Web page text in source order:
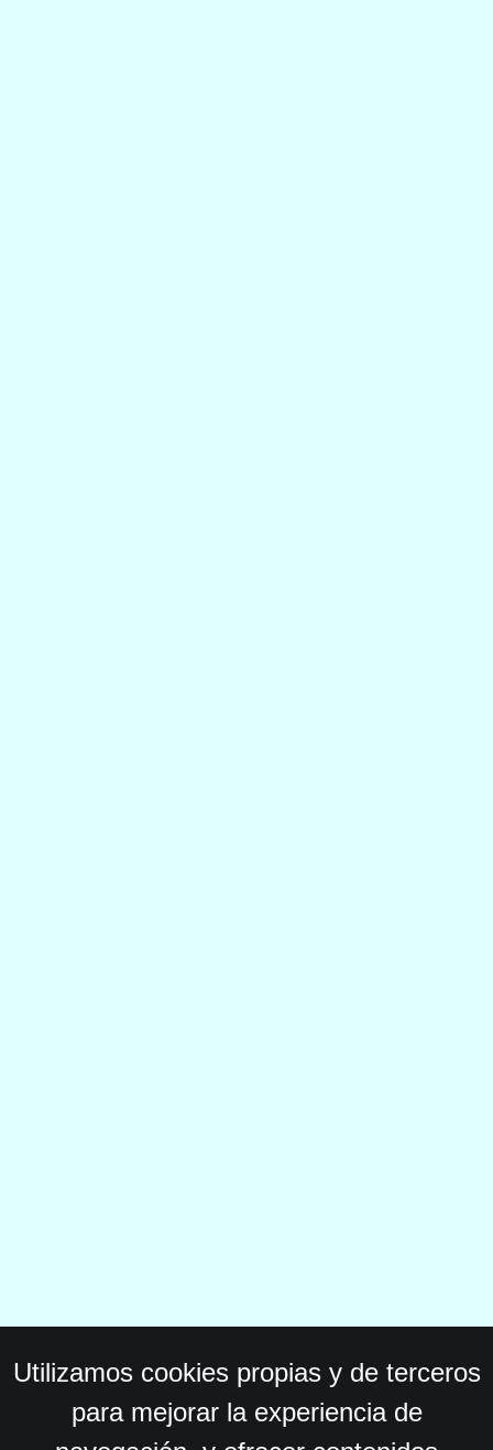
Utilizamos cookies propias y de terceros
para mejorar la experiencia de